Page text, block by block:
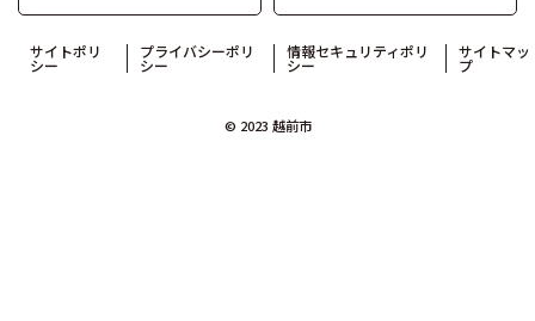
サイトポリ
シー
プライバシーポリ
シー
情報セキュリティポリ
シー
サイトマッ
プ
© 2023 越前市